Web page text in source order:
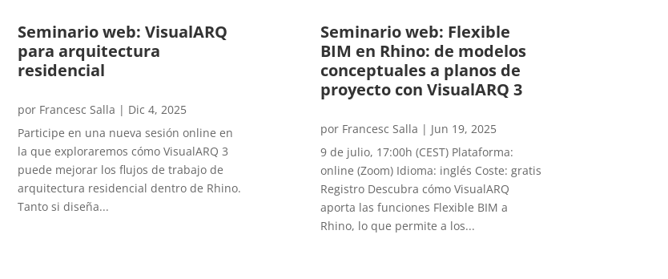
Seminario web: VisualARQ
para arquitectura
residencial
por Francesc Salla | Dic 4, 2025
Participe en una nueva sesión online en
la que exploraremos cómo VisualARQ 3
puede mejorar los flujos de trabajo de
arquitectura residencial dentro de Rhino.
Tanto si diseña...
Seminario web: Flexible
BIM en Rhino: de modelos
conceptuales a planos de
proyecto con VisualARQ 3
por Francesc Salla | Jun 19, 2025
9 de julio, 17:00h (CEST) Plataforma:
online (Zoom) Idioma: inglés Coste: gratis
Registro Descubra cómo VisualARQ
aporta las funciones Flexible BIM a
Rhino, lo que permite a los...